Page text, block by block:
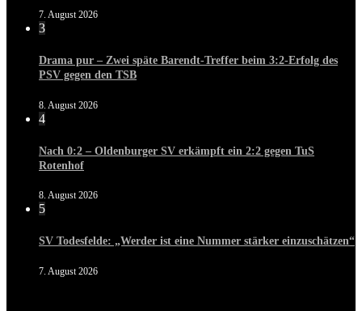
7. August 2026
3
Drama pur – Zwei späte Barendt-Treffer beim 3:2-Erfolg des
PSV gegen den TSB
8. August 2026
4
Nach 0:2 – Oldenburger SV erkämpft ein 2:2 gegen TuS
Rotenhof
8. August 2026
5
SV Todesfelde: „Werder ist eine Nummer stärker einzuschätzen“
7. August 2026